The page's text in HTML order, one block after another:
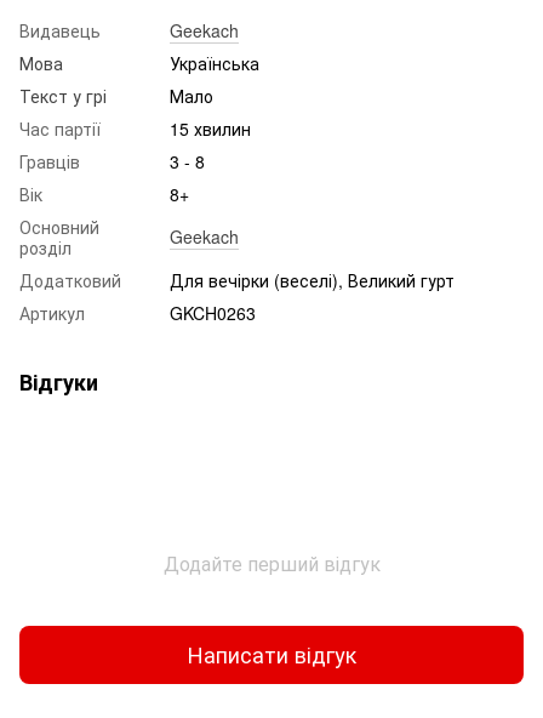
Видавець
Geekach
Мова
Українська
Текст у грі
Мало
Час партії
15 хвилин
Гравців
3 - 8
Вік
8+
Основний
розділ
Geekach
Додатковий
Для вечірки (веселі), Великий гурт
Артикул
GKCH0263
Відгуки
Додайте перший відгук
Написати відгук